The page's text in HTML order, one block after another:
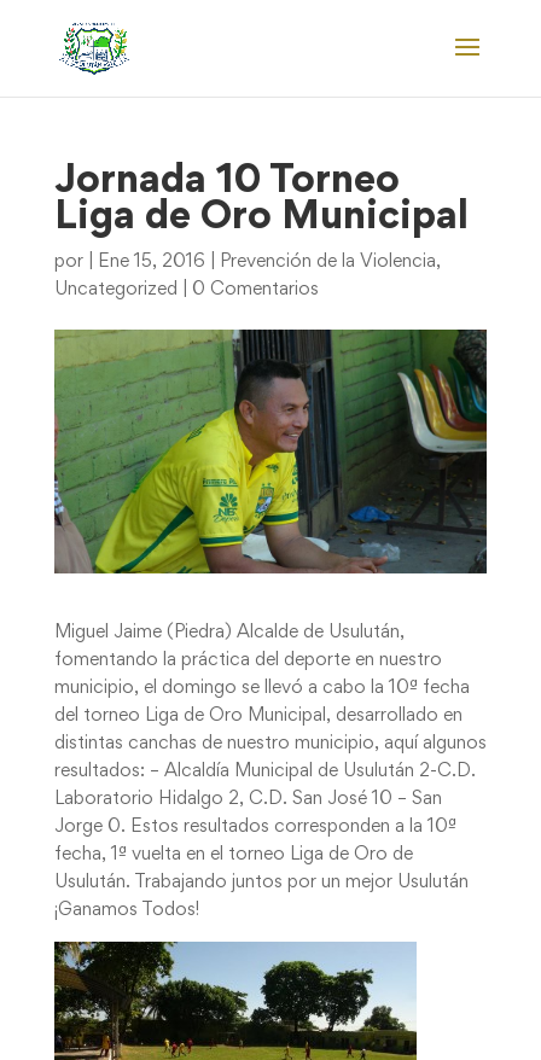
Jornada 10 Torneo
Liga de Oro Municipal
por Ene 15, 2016 Prevención de la Violencia,
Uncategorized
0 Comentarios
Miguel Jaime (Piedra) Alcalde de Usulután,
fomentando la práctica del deporte en nuestro
municipio, el domingo se llevó a cabo la 10ª fecha
del torneo Liga de Oro Municipal, desarrollado en
distintas canchas de nuestro municipio, aquí algunos
resultados: – Alcaldía Municipal de Usulután 2-C.D.
Laboratorio Hidalgo 2, C.D. San José 10 – San
Jorge 0. Estos resultados corresponden a la 10ª
fecha, 1ª vuelta en el torneo Liga de Oro de
Usulután. Trabajando juntos por un mejor Usulután
¡Ganamos Todos!